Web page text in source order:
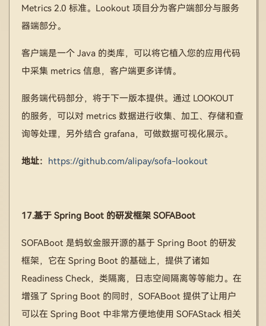
Metrics 2.0 标准。Lookout 项目分为客户端部分与服务
器端部分。
客户端是一个 Java 的类库，可以将它植入您的应用代码
中采集 metrics 信息，客户端更多详情。
服务端代码部分，将于下一版本提供。通过 LOOKOUT
的服务，可以对 metrics 数据进行收集、加工、存储和查
询等处理，另外结合 grafana，可做数据可视化展示。
地址： https://github.com/alipay/sofa-lookout
17.基于 Spring Boot 的研发框架 SOFABoot
SOFABoot 是蚂蚁金服开源的基于 Spring Boot 的研发
框架，它在 Spring Boot 的基础上，提供了诸如
Readiness Check，类隔离，日志空间隔离等等能力。在
增强了 Spring Boot 的同时，SOFABoot 提供了让用户
可以在 Spring Boot 中非常方便地使用 SOFAStack 相关